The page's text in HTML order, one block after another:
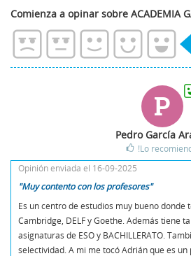
Comienza a opinar sobre ACADEMIA
P
Pedro García
!Lo
Opinión enviada el 16-09-2025
"Muy contento con los profesores"
Es un centro de estudios muy bueno donde
Cambridge, DELF y Goethe. Además tiene
asignaturas de ESO y BACHILLERATO.
selectividad. A mi me tocó Adrián que es